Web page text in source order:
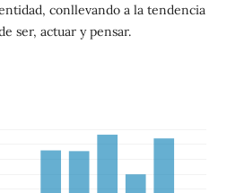
conllevando a la tendencia
ser, actuar y pensar.